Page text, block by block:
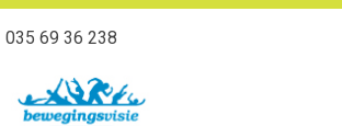
035 69 36 238